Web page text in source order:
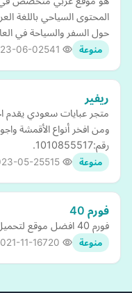
المحتوى السياحي باللغة
حول السفر والسياحة في
منوعة 06-02
ريفير
متجر عبايات سعودي يقدم
ومن افخر أنواع الأقمشة
رقم:1010855517.
منوعة 05-25
فورم 40
فورم 40 افضل موقع لتحميل النماذج الجاهزة بسرعة الصاروخ
منوعة 11-16